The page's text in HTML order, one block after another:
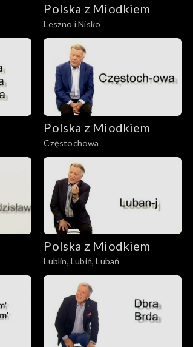
Polska z Miodkiem
Leszno i Nisko
Polska z Miodkiem
Częstochowa
Polska z Miodkiem
Lublin, Lubiń, Lubań